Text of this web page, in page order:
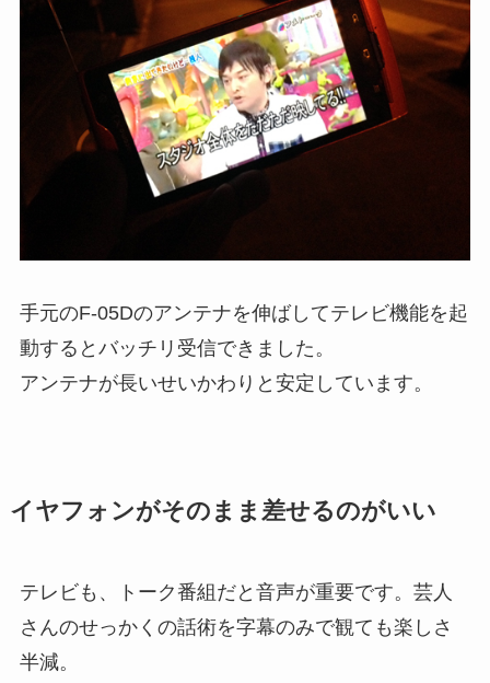
手元のF-05Dのアンテナを伸ばしてテレビ機能を起
動するとバッチリ受信できました。
アンテナが長いせいかわりと安定しています。
イヤフォンがそのまま差せるのがいい
テレビも、トーク番組だと音声が重要です。芸人
さんのせっかくの話術を字幕のみで観ても楽しさ
半減。